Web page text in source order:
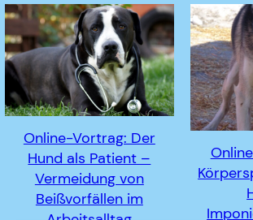
Online-Vortrag: Der
Hund als Patient –
Vermeidung von
Beißvorfällen im